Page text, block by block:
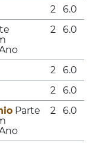
2
6.0
2 6.0
2
6.0
2
6.0
Parte
2 6.0